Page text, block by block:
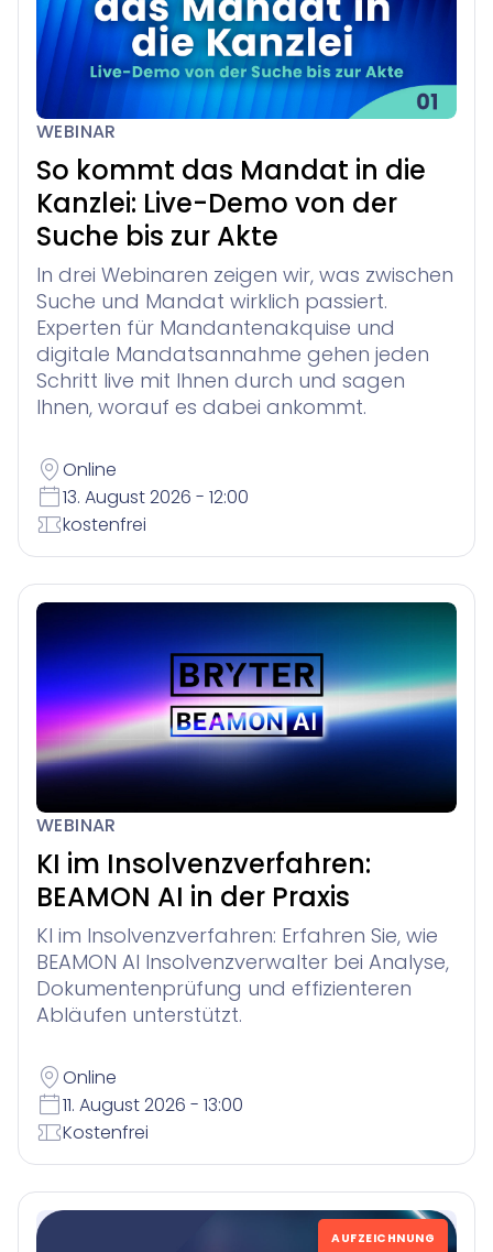
WEBINAR
So kommt das Mandat in die
Kanzlei: Live-Demo von der
Suche bis zur Akte
In drei Webinaren zeigen wir, was zwischen
Suche und Mandat wirklich passiert.
Experten für Mandantenakquise und
digitale Mandatsannahme gehen jeden
Schritt live mit Ihnen durch und sagen
Ihnen, worauf es dabei ankommt.
Online
13. August 2026 - 12:00
kostenfrei
WEBINAR
KI im Insolvenzverfahren:
BEAMON AI in der Praxis
KI im Insolvenzverfahren: Erfahren Sie, wie
BEAMON AI Insolvenzverwalter bei Analyse,
Dokumentenprüfung und effizienteren
Abläufen unterstützt.
Online
11. August 2026 - 13:00
Kostenfrei
AUFZEICHNUNG